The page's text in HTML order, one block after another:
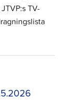
TV-